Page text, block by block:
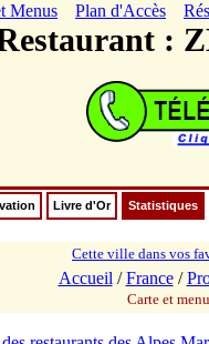
Menus Plan d'Accès
:
Livre d'Or Statistiques
Cette ville dans vos
Accueil /France/
Carte et